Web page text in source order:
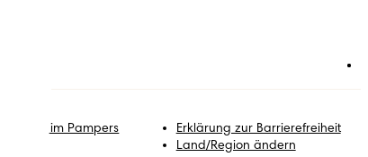
werden im Pampers
Erklärung zur Barrierefreiheit
Land/Region ändern